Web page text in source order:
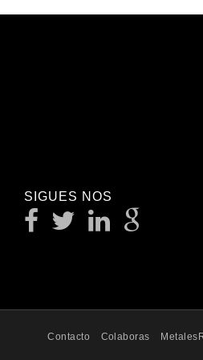
SIGUES NOS
Contacto Colaboras